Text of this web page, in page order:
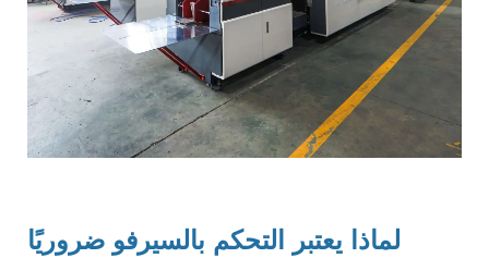
لماذا يعتبر التحكم بالسيرفو ضروريًا